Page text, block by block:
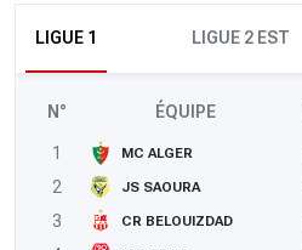
LIGUE 1 LIGUE 2 EST
N° ÉQUIPE
1 MC ALGER
2
JS SAOURA
3
CR BELOUIZDAD